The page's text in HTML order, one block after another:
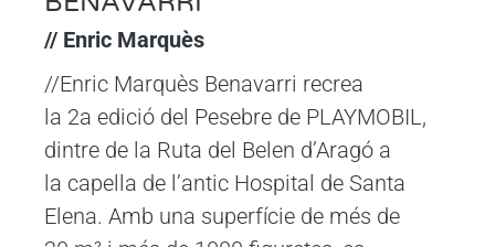
// Enric Marquès
//Enric Marquès Benavarri recrea
la 2a edició del Pesebre de PLAYMOBIL,
dintre de la Ruta del Belen d’Aragó a
la capella de l’antic Hospital de Santa
Elena. Amb una superfície de més de